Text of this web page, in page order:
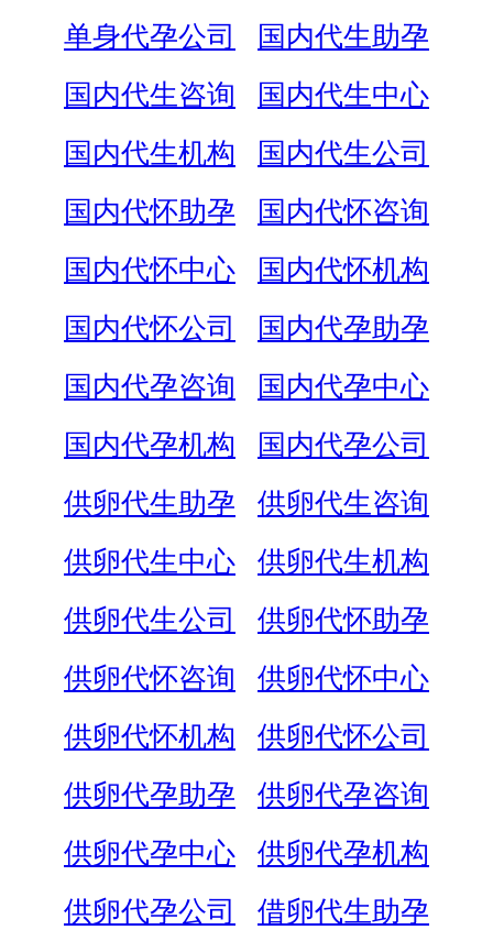
单身代孕公司
国内代生助孕
国内代生咨询
国内代生中心
国内代生机构
国内代生公司
国内代怀助孕
国内代怀咨询
国内代怀中心
国内代怀机构
国内代怀公司
国内代孕助孕
国内代孕咨询
国内代孕中心
国内代孕机构
国内代孕公司
供卵代生助孕
供卵代生咨询
供卵代生中心
供卵代生机构
供卵代生公司
供卵代怀助孕
供卵代怀咨询
供卵代怀中心
供卵代怀机构
供卵代怀公司
供卵代孕助孕
供卵代孕咨询
供卵代孕中心
供卵代孕机构
供卵代孕公司
借卵代生助孕